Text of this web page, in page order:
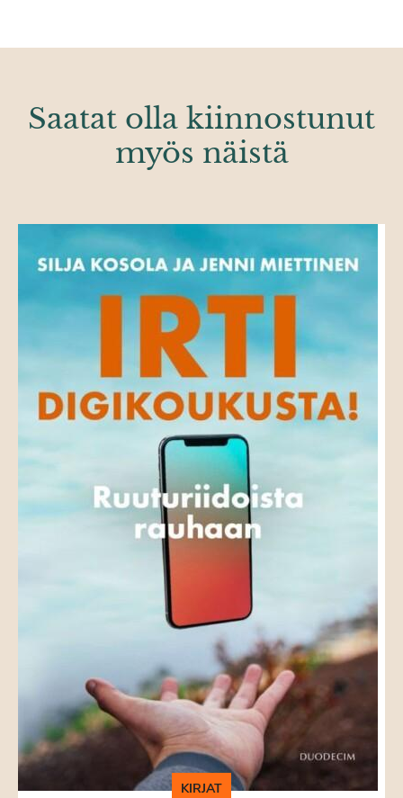
Saatat olla kiinnostunut
myös näistä
KIRJAT